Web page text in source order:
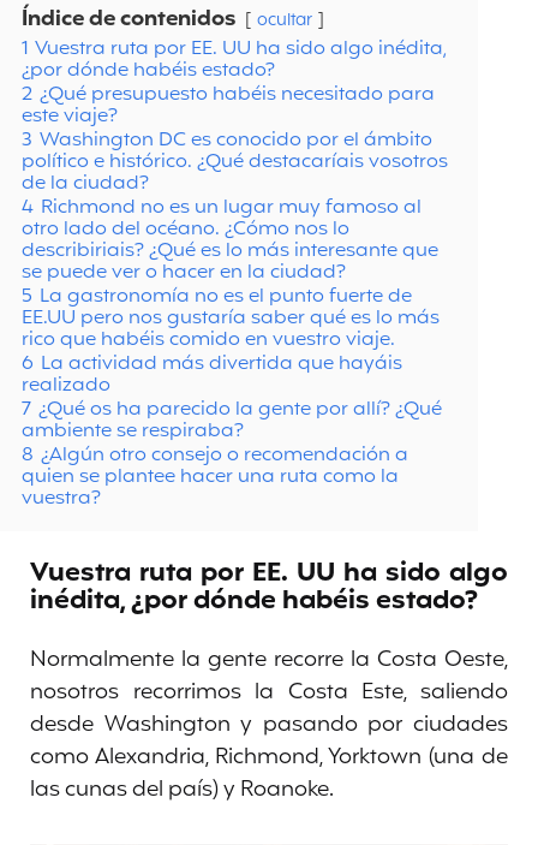
Índice de contenidos ocultar
1 Vuestra ruta por EE. UU ha sido algo inédita,
¿por dónde habéis estado?
2 ¿Qué presupuesto habéis necesitado para
este viaje?
3 Washington DC es conocido por el ámbito
político e histórico. ¿Qué destacaríais vosotros
de la ciudad?
4 Richmond no es un lugar muy famoso al
otro lado del océano. ¿Cómo nos lo
describiriais? ¿Qué es lo más interesante que
se puede ver o hacer en la ciudad?
5 La gastronomía no es el punto fuerte de
EE.UU pero nos gustaría saber qué es lo más
rico que habéis comido en vuestro viaje.
6 La actividad más divertida que hayáis
realizado
7 ¿Qué os ha parecido la gente por allí? ¿Qué
ambiente se respiraba?
8 ¿Algún otro consejo o recomendación a
quien se plantee hacer una ruta como la
vuestra?
Vuestra ruta por EE. UU ha sido algo
inédita, ¿por dónde habéis estado?
Normalmente la gente recorre la Costa Oeste,
nosotros recorrimos la Costa Este, saliendo
desde Washington y pasando por ciudades
como Alexandria, Richmond, Yorktown (una de
las cunas del país) y Roanoke.